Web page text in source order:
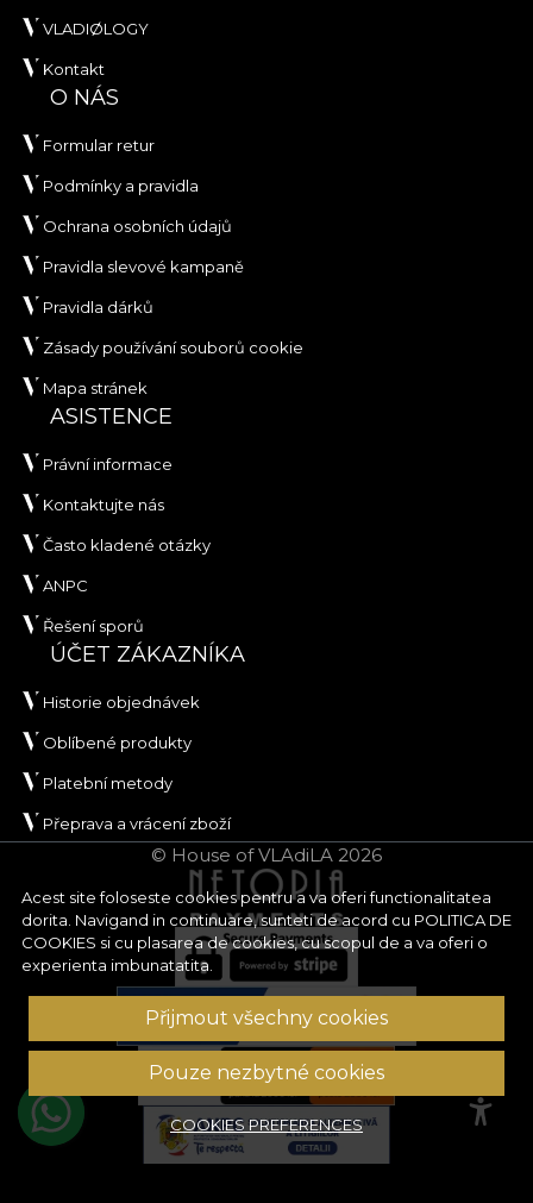
Acest site foloseste cookies pentru a va oferi functionalitatea
dorita. Navigand in continuare, sunteti de acord cu POLITICA DE
COOKIES si cu plasarea de cookies, cu scopul de a va oferi o
experienta imbunatatita.
Přijmout všechny cookies
Pouze nezbytné cookies
COOKIES PREFERENCES
VLADIØLOGY
Kontakt
O NÁS
Formular retur
Podmínky a pravidla
Ochrana osobních údajů
Pravidla slevové kampaně
Pravidla dárků
Zásady používání souborů cookie
Mapa stránek
ASISTENCE
Právní informace
Kontaktujte nás
Často kladené otázky
ANPC
Řešení sporů
ÚČET ZÁKAZNÍKA
Historie objednávek
Oblíbené produkty
Platební metody
Přeprava a vrácení zboží
© House of VLAdiLA 2026